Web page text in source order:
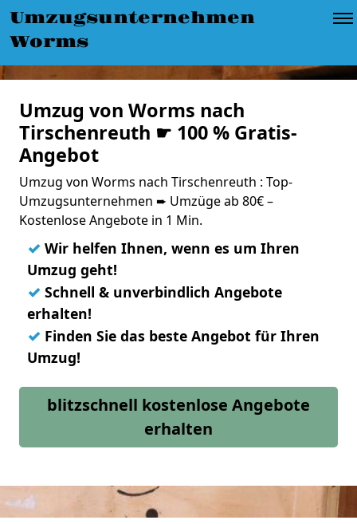
Umzugsunternehmen
Worms
Umzug von Worms nach
Tirschenreuth ☛ 100 % Gratis-
Angebot
Umzug von Worms nach Tirschenreuth : Top-
Umzugsunternehmen ➨ Umzüge ab 80€ –
Kostenlose Angebote in 1 Min.
✓ Wir helfen Ihnen, wenn es um Ihren
Umzug geht!
✓ Schnell & unverbindlich Angebote
erhalten!
✓ Finden Sie das beste Angebot für Ihren
Umzug!
blitzschnell kostenlose Angebote
erhalten